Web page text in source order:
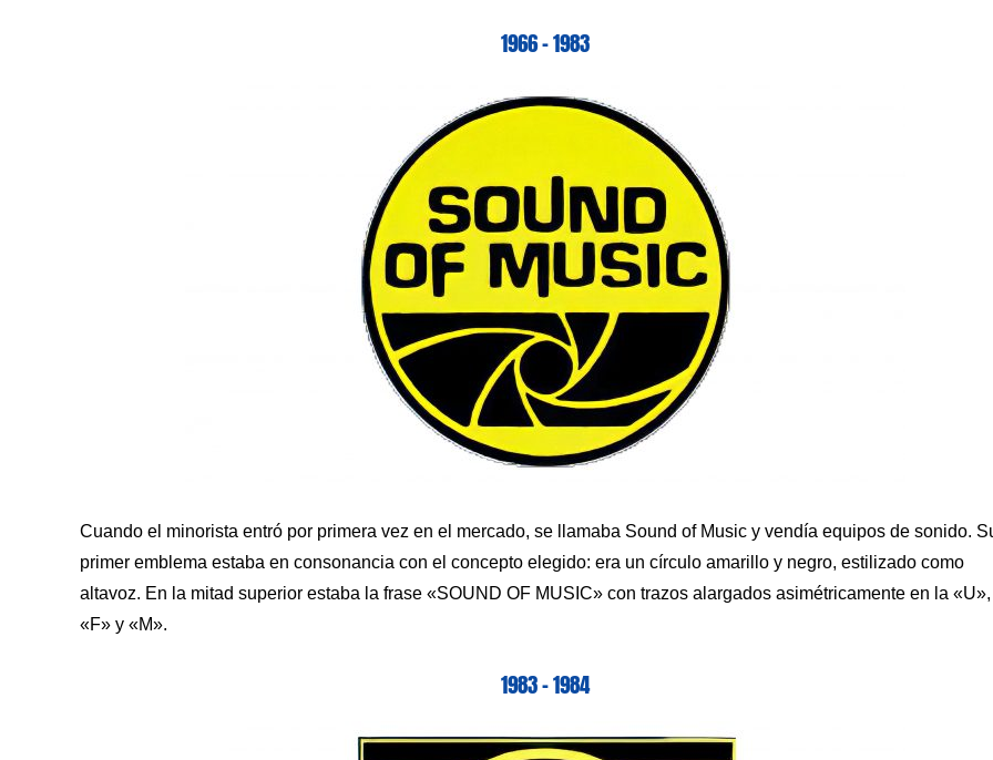
1966 – 1983
Cuando el minorista entró por primera vez en el mercado, se llamaba Sound of Music y vendía equipos de sonido.
primer emblema estaba en consonancia con el concepto elegido: era un círculo amarillo y negro, estilizado como
altavoz. En la mitad superior estaba la frase «SOUND OF MUSIC» con trazos alargados asimétricamente en la «U»,
«F» y «M».
1983 – 1984